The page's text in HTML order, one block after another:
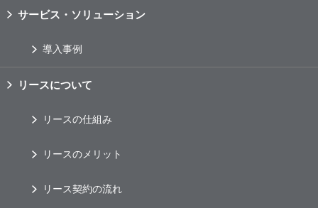
サービス・ソリューション
導入事例
リースについて
リースの仕組み
リースのメリット
リース契約の流れ